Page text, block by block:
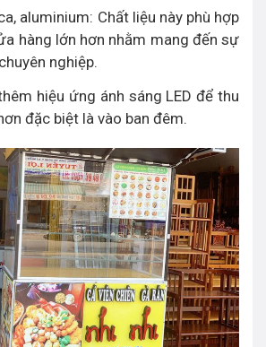
aluminium: Chất liệu này phù hợp
hàng lớn hơn nhằm mang đến sự
nghiệp.
hiệu ứng ánh sáng LED để thu
đặc biệt là vào ban đêm.